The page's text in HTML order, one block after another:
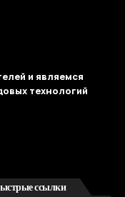
и являемся
технологий
ссылки